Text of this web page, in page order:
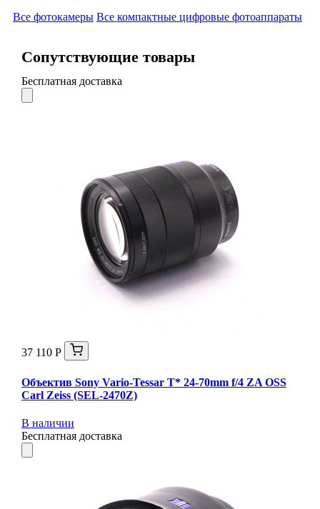
Все фотокамеры Все компактные цифровые фотоаппараты
Сопутствующие товары
Бесплатная доставка
37 110 Р
Объектив Sony Vario-Tessar T* 24-70mm f/4 ZA OSS
Carl Zeiss (SEL-2470Z)
В наличии
Бесплатная доставка